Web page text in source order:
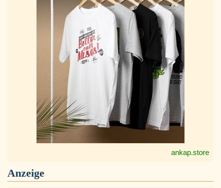
ankap.store
Anzeige